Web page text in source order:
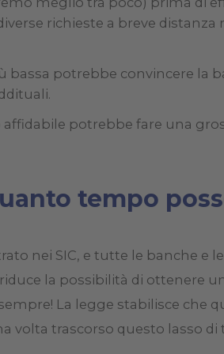
richieste a breve
bassa potrebbe convincere la
potrebbe fare una
tempo
nei SIC, e tutte le banche e
la possibilità di ottenere
La legge stabilisce che
volta trascorso questo lasso